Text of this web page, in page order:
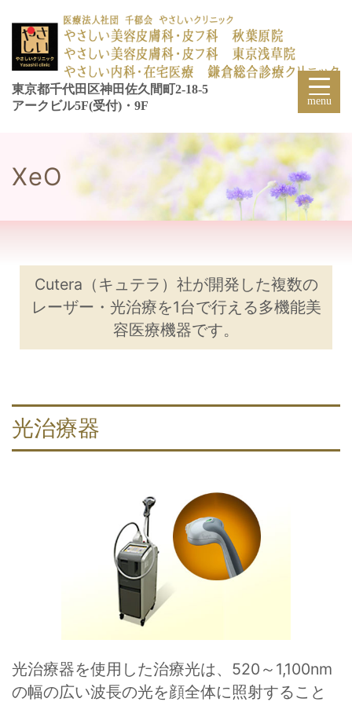
東京都千代田区神田佐久間町2-18-5
アークビル5F(受付)・9F
XeO
Cutera（キュテラ）社が開発した複数の
レーザー・光治療を1台で行える多機能美
容医療機器です。
光治療器
光治療器を使用した治療光は、520～1,100nm
の幅の広い波長の光を顔全体に照射すること